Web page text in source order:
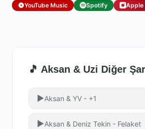
YouTube Music Spotify Apple
🎵 Aksan & Uzi Diğer
▶Aksan & YV - +1
▶Aksan & Deniz Tekin - Felaket